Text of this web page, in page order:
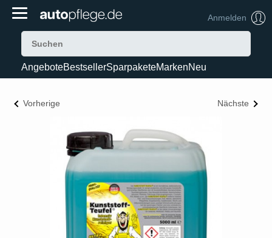
Anmelden
AngeboteBestsellerSparpaketeMarkenNeu
Vorherige Nächste